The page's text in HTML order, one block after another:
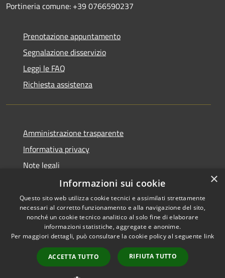
Portineria comune: +39 0766590237
Prenotazione appuntamento
Segnalazione disservizio
Leggi le FAQ
Richiesta assistenza
Amministrazione trasparente
Informativa privacy
Note legali
Dichiarazione di accessibilità
RSS
Accessibilità
Copyright © 2026 • Città di
Municipium•
Accesso
redazione
×
Informazioni sui cookie
Questo sito web utilizza cookie tecnici e assimilati strettamente
necessari al corretto funzionamento e alla navigazione del sito,
nonché un cookie tecnico analitico al solo fine di elaborare
informazioni statistiche, aggregate e anonime.
Per maggiori dettagli, può consultare la cookie policy al seguente link
ACCETTA TUTTO RIFIUTA TUTTO